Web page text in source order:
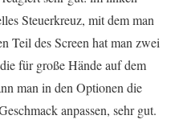
Steuerkreuz, mit dem man
Teil des Screen hat man zwei
für große Hände auf dem
man in den Optionen die
anpassen, sehr gut.